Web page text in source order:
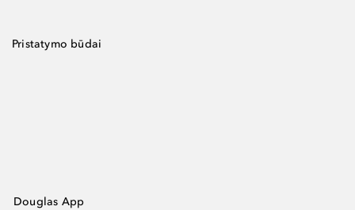
Pristatymo būdai
Douglas App